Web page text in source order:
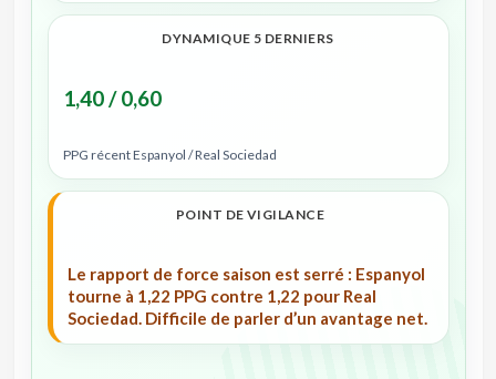
DYNAMIQUE 5 DERNIERS
1,40 / 0,60
PPG récent Espanyol / Real Sociedad
POINT DE VIGILANCE
Le rapport de force saison est serré : Espanyol
tourne à 1,22 PPG contre 1,22 pour Real
Sociedad. Difficile de parler d’un avantage net.